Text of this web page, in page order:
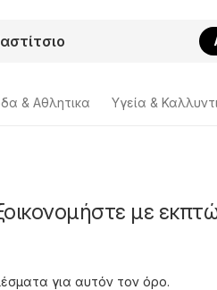
& Aθλητικα Υγεία &
με
για αυτόν τον όρο.